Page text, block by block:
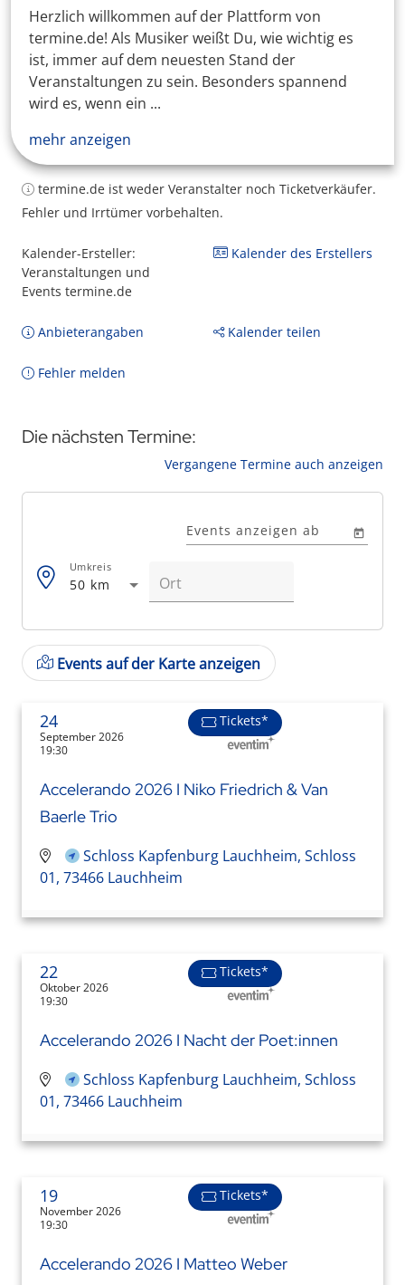
Herzlich willkommen auf der Plattform von
termine.de! Als Musiker weißt Du, wie wichtig es
ist, immer auf dem neuesten Stand der
Veranstaltungen zu sein. Besonders spannend
wird es, wenn ein ...
mehr anzeigen
termine.de ist weder Veranstalter noch Ticketverkäufer.
Fehler und Irrtümer vorbehalten.
Kalender-Ersteller:
Veranstaltungen und
Events termine.de
Kalender des Erstellers
Anbieterangaben Kalender teilen
Fehler melden
Die nächsten Termine:
Vergangene Termine auch anzeigen
Events anzeigen ab
50 km
Umkreis
Events auf der Karte anzeigen
24
September 2026
19:30
Tickets*
Accelerando 2026 I Niko Friedrich & Van
Baerle Trio
Schloss Kapfenburg Lauchheim, Schloss
01, 73466 Lauchheim
22
Oktober 2026
19:30
Tickets*
Accelerando 2026 I Nacht der Poet:innen
Schloss Kapfenburg Lauchheim, Schloss
01, 73466 Lauchheim
19
November 2026
19:30
Tickets*
Accelerando 2026 I Matteo Weber